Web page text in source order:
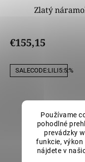
Používame
pohodlné
prevádzky
funkcie,
nájdete v
Zlatý
€155,15
SALECODE:LILI5:5:%